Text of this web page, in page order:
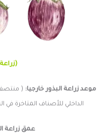
موعد زراعة البذور خارجيا: (
الداخلي للأصناف المتاخرة
عمق زراعة